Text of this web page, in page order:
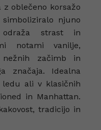
oblečeno korsažo
njuno
strast in
notami vanilje,
nežnih začimb in
značaja. Idealna
ali v klasičnih
in Manhattan.
tradicijo in